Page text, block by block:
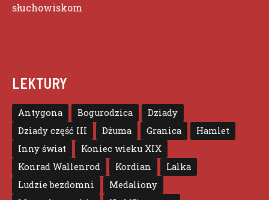
słuchowiskom
LEKTURY
Antygona Bogurodzica
Dziady
Dziady część III
Dżuma Granica
Hamlet
Inny świat
Koniec wieku XIX
Konrad Wallenrod
Kordian
Lalka
Ludzie bezdomni
Medaliony